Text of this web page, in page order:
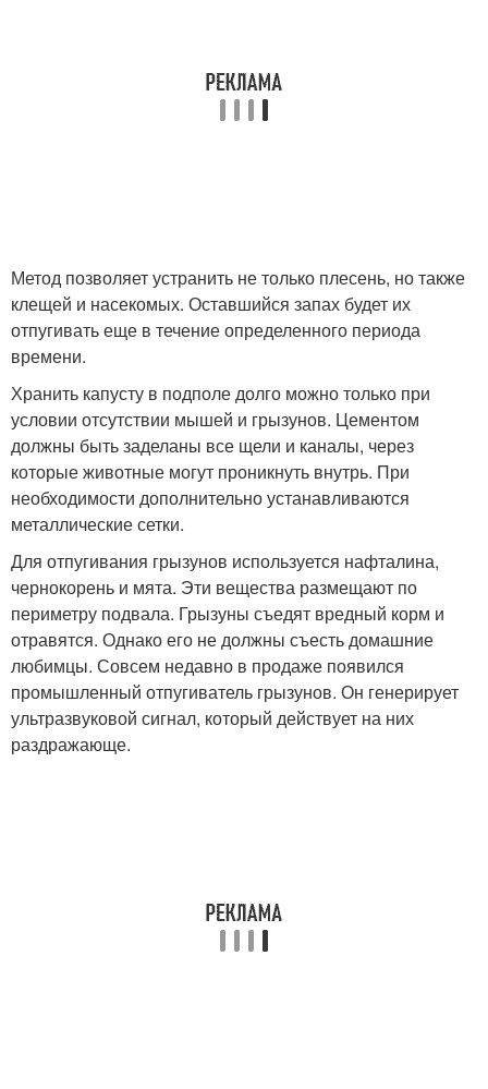
Метод позволяет устранить не только плесень, но также
клещей и насекомых. Оставшийся запах будет их
отпугивать еще в течение определенного периода
времени.
Хранить капусту в подполе долго можно только при
условии отсутствии мышей и грызунов. Цементом
должны быть заделаны все щели и каналы, через
которые животные могут проникнуть внутрь. При
необходимости дополнительно устанавливаются
металлические сетки.
Для отпугивания грызунов используется нафталина,
чернокорень и мята. Эти вещества размещают по
периметру подвала. Грызуны съедят вредный корм и
отравятся. Однако его не должны съесть домашние
любимцы. Совсем недавно в продаже появился
промышленный отпугиватель грызунов. Он генерирует
ультразвуковой сигнал, который действует на них
раздражающе.